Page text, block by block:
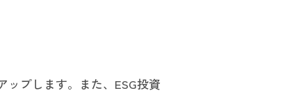
プします。また、ESG投資